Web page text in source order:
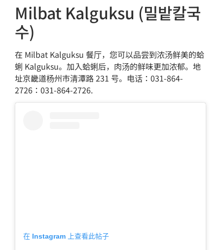
Milbat Kalguksu (밀밭칼국
수)
在 Milbat Kalguksu 餐厅，您可以品尝到浓汤鲜美的蛤
蜊 Kalguksu。加入蛤蜊后，肉汤的鲜味更加浓郁。地
址京畿道杨州市清潭路 231 号。电话：031-864-
2726：031-864-2726.
在 Instagram 上查看此帖子